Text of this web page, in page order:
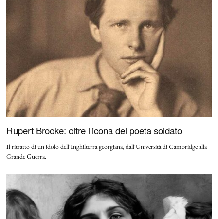
Rupert Brooke: oltre l’icona del poeta soldato
Il ritratto di un idolo dell'Inghilterra georgiana, dall'Università di Cambridge alla
Grande Guerra.